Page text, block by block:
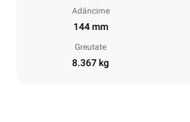
Adâncime
144 mm
Greutate
8.367 kg